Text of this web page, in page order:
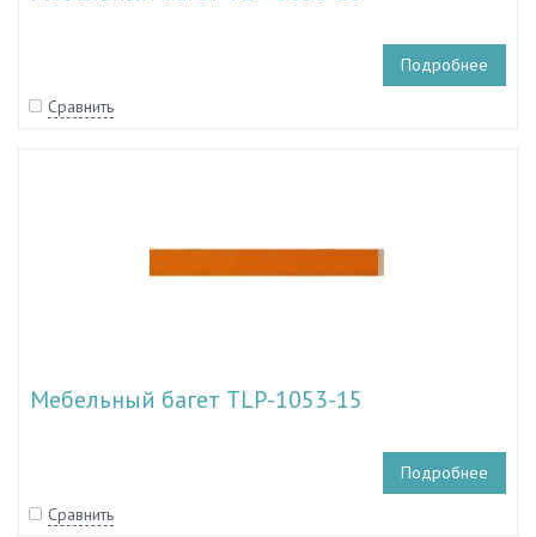
Подробнее
Сравнить
Мебельный багет TLP-1053-15
Подробнее
Сравнить